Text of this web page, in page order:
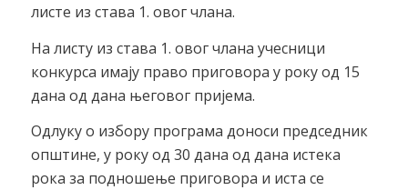
листе из става 1. овог члана.
На листу из става 1. овог члана учесници
конкурса имају право приговора у року од 15
дана од дана његовог пријема.
Одлуку о избору програма доноси председник
општине, у року од 30 дана од дана истека
рока за подношење приговора и иста се